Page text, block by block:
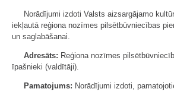
Norādījumi izdoti Valsts aizsargājamo
iekļautā reģiona nozīmes pilsētbūvniecības
un saglabāšanai.
Adresāts: Reģiona nozīmes
īpašnieki (valdītāji).
Pamatojums: Norādījumi izdoti,